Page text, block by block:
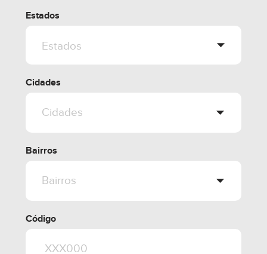
Estados
Cidades
Bairros
Código